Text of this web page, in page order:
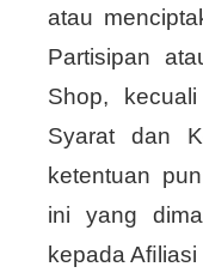
atau
Partisipan
Shop,
Syarat dan
ketentuan
ini yang
kepada Aﬁliasi